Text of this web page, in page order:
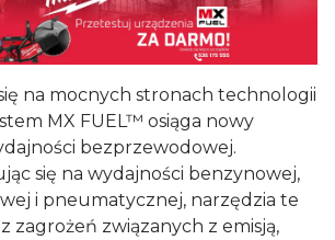
na mocnych stronach technologii
MX FUEL™ osiąga nowy
bezprzewodowej.
się na wydajności benzynowej,
i pneumatycznej, narzędzia te
zagrożeń związanych z emisją,